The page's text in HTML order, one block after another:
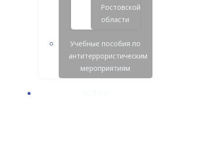
Ростовской
области
Учебные пособия по
антитеррористическим
мероприятиям